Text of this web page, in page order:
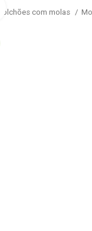
com molas
Click to enlarge